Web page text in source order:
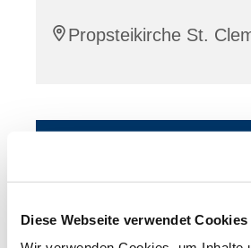
Diese Webseite verwendet Cookies
Propsteikirche St.
Dies könnte